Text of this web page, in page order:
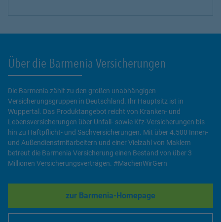
Über die Barmenia Versicherungen
Die Barmenia zählt zu den großen unabhängigen
Versicherungsgruppen in Deutschland. Ihr Hauptsitz ist in
Wuppertal. Das Produktangebot reicht von Kranken- und
Lebensversicherungen über Unfall- sowie Kfz-Versicherungen bis
hin zu Haftpflicht- und Sachversicherungen. Mit über 4.500 Innen-
und Außendienstmitarbeitern und einer Vielzahl von Maklern
betreut die Barmenia Versicherung einen Bestand von über 3
Millionen Versicherungsverträgen. #MachenWirGern
zur Barmenia-Homepage
Link Opens in New Tab